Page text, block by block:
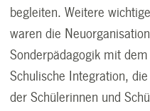
begleiten. Weitere
waren die
Sonderpädagogik mit
Schulische Integration,
der Schülerinnen und